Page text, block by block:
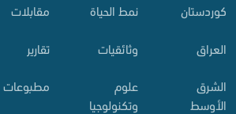
کوردستان
العراق
الشرق
الأوسط
نمط الحياة
وثائقيات
علوم
وتكنولوجيا
مقابلات
تقارير
مطبوعات